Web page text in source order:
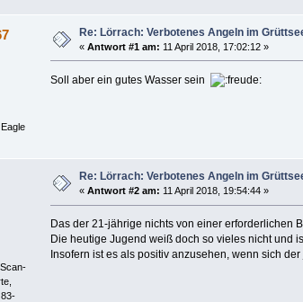
Re: Lörrach: Verbotenes Angeln im
«Antwort #1 am: 11 April 2018, 17:02:12 »
Soll aber ein gutes Wasser sein
Re: Lörrach: Verbotenes Angeln im
«Antwort #2 am: 11 April 2018, 19:54:44 »
Das der 21-jährige nichts von einer erforderlichen
Die heutige Jugend weiß doch so vieles nicht und
Insofern ist es als positiv anzusehen, wenn sich